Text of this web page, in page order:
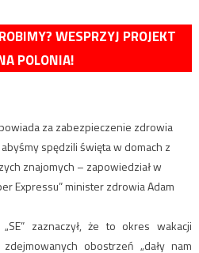
WESPRZYJ PROJEKT
POLONIA!
za zabezpieczenie zdrowia
spędzili święta w domach z
znajomych – zapowiedział w
Expressu” minister zdrowia Adam
zaznaczył, że to okres wakacji
obostrzeń „dały nam